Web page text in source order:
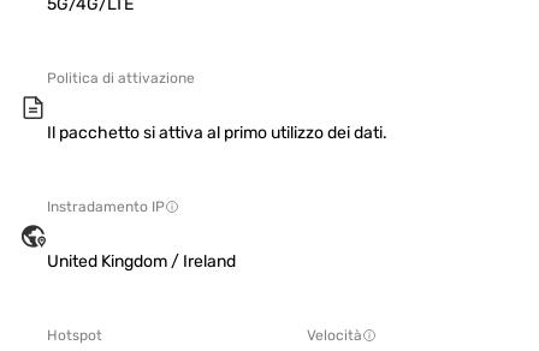
5G/4G/LTE
Politica di attivazione
Il pacchetto si attiva al primo utilizzo dei dati.
Instradamento IP
United Kingdom / Ireland
Hotspot Velocità